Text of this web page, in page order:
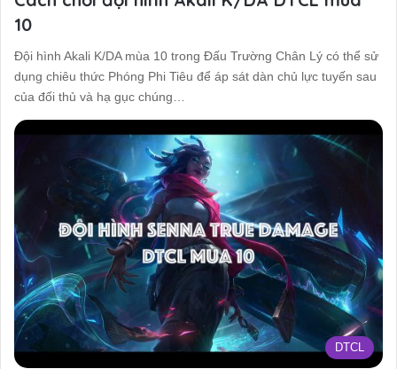
10
Đội hình Akali K/DA mùa 10 trong Đấu Trường Chân Lý có thể sử
dụng chiêu thức Phóng Phi Tiêu để áp sát dàn chủ lực tuyến sau
của đối thủ và hạ gục chúng…
DTCL